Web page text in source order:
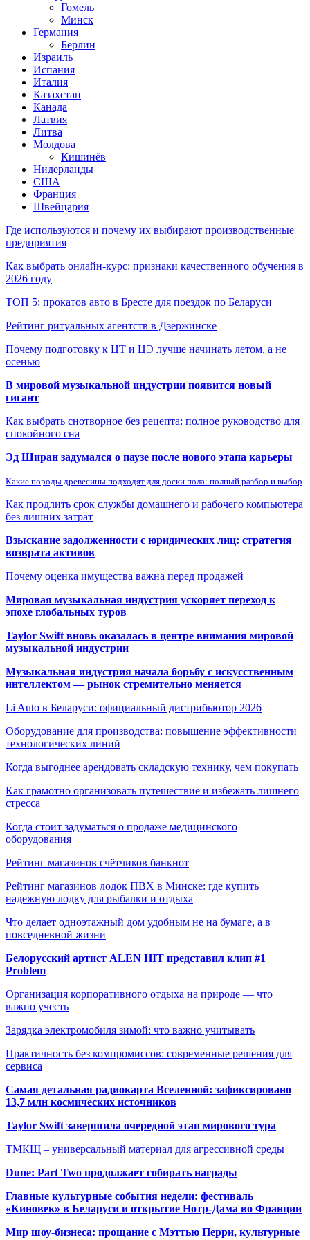
Гомель
Минск
Германия
Берлин
Израиль
Испания
Италия
Казахстан
Канада
Латвия
Литва
Молдова
Кишинёв
Нидерланды
США
Франция
Швейцария
Где используются и почему их выбирают производственные
предприятия
Как выбрать онлайн-курс: признаки качественного обучения в
2026 году
ТОП 5: прокатов авто в Бресте для поездок по Беларуси
Рейтинг ритуальных агентств в Дзержинске
Почему подготовку к ЦТ и ЦЭ лучше начинать летом, а не
осенью
В мировой музыкальной индустрии появится новый
гигант
Как выбрать снотворное без рецепта: полное руководство для
спокойного сна
Эд Ширан задумался о паузе после нового этапа карьеры
Какие породы древесины подходят для доски пола: полный разбор и выбор
Как продлить срок службы домашнего и рабочего компьютера
без лишних затрат
Взыскание задолженности с юридических лиц: стратегия
возврата активов
Почему оценка имущества важна перед продажей
Мировая музыкальная индустрия ускоряет переход к
эпохе глобальных туров
Taylor Swift вновь оказалась в центре внимания мировой
музыкальной индустрии
Музыкальная индустрия начала борьбу с искусственным
интеллектом — рынок стремительно меняется
Li Auto в Беларуси: официальный дистрибьютор 2026
Оборудование для производства: повышение эффективности
технологических линий
Когда выгоднее арендовать складскую технику, чем покупать
Как грамотно организовать путешествие и избежать лишнего
стресса
Когда стоит задуматься о продаже медицинского
оборудования
Рейтинг магазинов счётчиков банкнот
Рейтинг магазинов лодок ПВХ в Минске: где купить
надежную лодку для рыбалки и отдыха
Что делает одноэтажный дом удобным не на бумаге, а в
повседневной жизни
Белорусский артист ALEN HIT представил клип #1
Problem
Организация корпоративного отдыха на природе — что
важно учесть
Зарядка электромобиля зимой: что важно учитывать
Практичность без компромиссов: современные решения для
сервиса
Самая детальная радиокарта Вселенной: зафиксировано
13,7 млн космических источников
Taylor Swift завершила очередной этап мирового тура
ТМКЩ – универсальный материал для агрессивной среды
Dune: Part Two продолжает собирать награды
Главные культурные события недели: фестиваль
«Киновек» в Беларуси и открытие Нотр-Дама во Франции
Мир шоу-бизнеса: прощание с Мэттью Перри, культурные